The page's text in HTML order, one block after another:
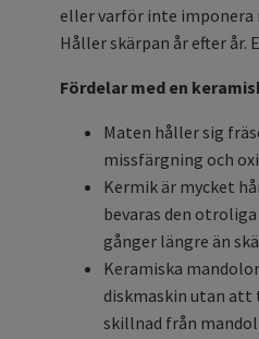
eller varför inte imponera
Håller skärpan år efter år.
Fördelar med en
Maten håller sig
missfärgning och
Kermik är mycket
bevaras den
gånger längre än
Keramiska
diskmaskin utan att
skillnad från